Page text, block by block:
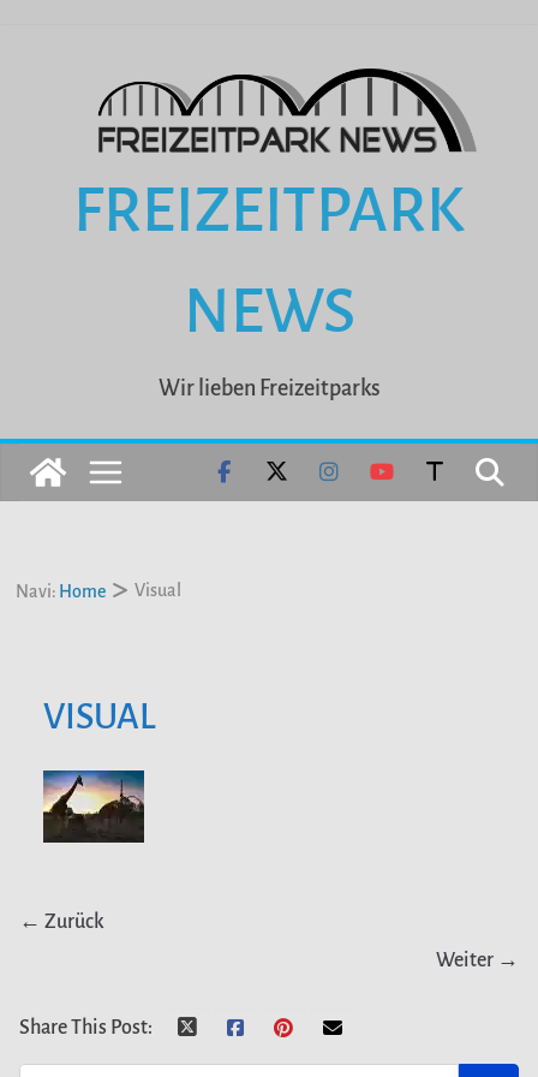
FREIZEITPARK
NEWS
Wir lieben Freizeitparks
Navi: Home Visual
VISUAL
← Zurück
Weiter →
Share This Post: